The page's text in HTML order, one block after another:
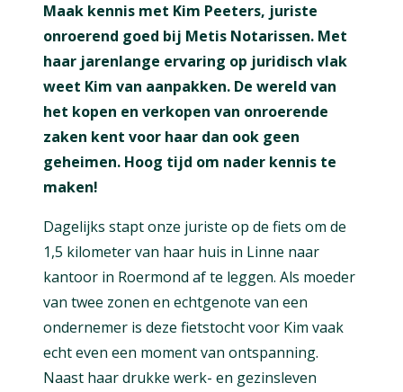
Maak kennis met Kim Peeters, juriste
onroerend goed bij Metis Notarissen. Met
haar jarenlange ervaring op juridisch vlak
weet Kim van aanpakken. De wereld van
het kopen en verkopen van onroerende
zaken kent voor haar dan ook geen
geheimen. Hoog tijd om nader kennis te
maken!
Dagelijks stapt onze juriste op de fiets om de
1,5 kilometer van haar huis in Linne naar
kantoor in Roermond af te leggen. Als moeder
van twee zonen en echtgenote van een
ondernemer is deze fietstocht voor Kim vaak
echt even een moment van ontspanning.
Naast haar drukke werk- en gezinsleven